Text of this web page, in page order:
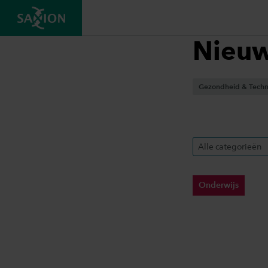
Gezondheid &
Alle categorieën
Onderwijs